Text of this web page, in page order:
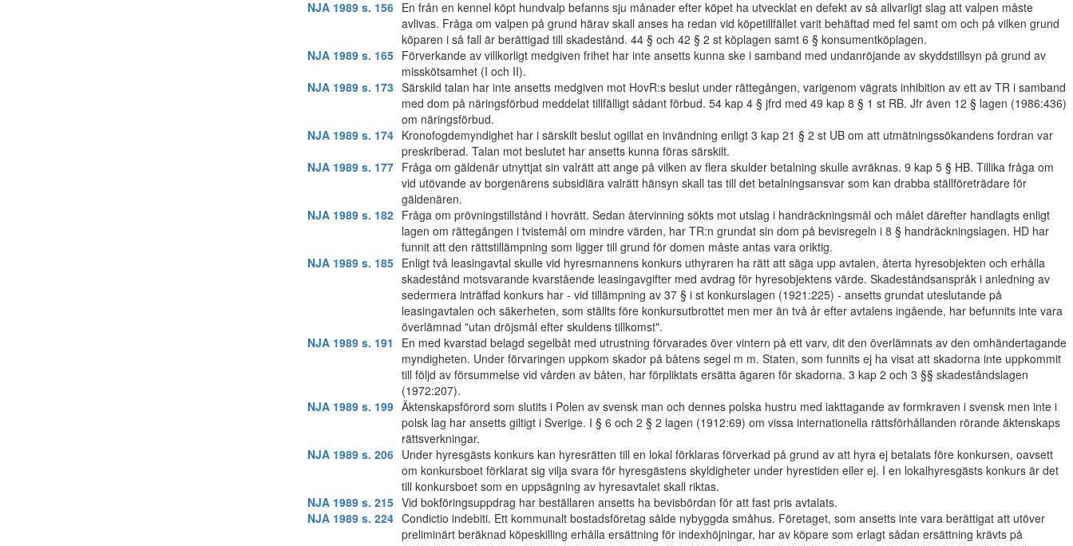
NJA 1989 s. 156 En från en kennel köpt hundvalp befanns sju månader efter köpet ha utvecklat en defekt av så allvarligt slag att valpen måste
avlivas. Fråga om valpen på grund härav skall anses ha redan vid köpetillfället varit behäftad med fel samt om och på vilken grund
köparen i så fall är berättigad till skadestånd. 44 § och 42 § 2 st köplagen samt 6 § konsumentköplagen.
NJA 1989 s. 165 Förverkande av villkorligt medgiven frihet har inte ansetts kunna ske i samband med undanröjande av skyddstillsyn på grund av
misskötsamhet (I och II).
NJA 1989 s. 173 Särskild talan har inte ansetts medgiven mot HovR:s beslut under rättegången, varigenom vägrats inhibition av ett av TR i samband
med dom på näringsförbud meddelat tillfälligt sådant förbud. 54 kap 4 § jfrd med 49 kap 8 § 1 st RB. Jfr även 12 § lagen (1986:436)
om näringsförbud.
NJA 1989 s. 174 Kronofogdemyndighet har i särskilt beslut ogillat en invändning enligt 3 kap 21 § 2 st UB om att utmätningssökandens fordran var
preskriberad. Talan mot beslutet har ansetts kunna föras särskilt.
NJA 1989 s. 177 Fråga om gäldenär utnyttjat sin valrätt att ange på vilken av flera skulder betalning skulle avräknas. 9 kap 5 § HB. Tillika fråga om
vid utövande av borgenärens subsidiära valrätt hänsyn skall tas till det betalningsansvar som kan drabba ställföreträdare för
gäldenären.
NJA 1989 s. 182 Fråga om prövningstillstånd i hovrätt. Sedan återvinning sökts mot utslag i handräckningsmål och målet därefter handlagts enligt
lagen om rättegången i tvistemål om mindre värden, har TR:n grundat sin dom på bevisregeln i 8 § handräckningslagen. HD har
funnit att den rättstillämpning som ligger till grund för domen måste antas vara oriktig.
NJA 1989 s. 185 Enligt två leasingavtal skulle vid hyresmannens konkurs uthyraren ha rätt att säga upp avtalen, återta hyresobjekten och erhålla
skadestånd motsvarande kvarstående leasingavgifter med avdrag för hyresobjektens värde. Skadeståndsanspråk i anledning av
sedermera inträffad konkurs har - vid tillämpning av 37 § i st konkurslagen (1921:225) - ansetts grundat uteslutande på
leasingavtalen och säkerheten, som ställts före konkursutbrottet men mer än två år efter avtalens ingående, har befunnits inte vara
överlämnad "utan dröjsmål efter skuldens tillkomst".
NJA 1989 s. 191
En med kvarstad belagd segelbåt med utrustning förvarades över vintern på ett varv, dit den överlämnats av den omhändertagande
myndigheten. Under förvaringen uppkom skador på båtens segel m m. Staten, som funnits ej ha visat att skadorna inte uppkommit
till följd av försummelse vid vården av båten, har förpliktats ersätta ägaren för skadorna. 3 kap 2 och 3 §§ skadeståndslagen
(1972:207).
NJA 1989 s. 199 Äktenskapsförord som slutits i Polen av svensk man och dennes polska hustru med iakttagande av formkraven i svensk men inte i
polsk lag har ansetts giltigt i Sverige. I § 6 och 2 § 2 lagen (1912:69) om vissa internationella rättsförhållanden rörande äktenskaps
rättsverkningar.
NJA 1989 s. 206 Under hyresgästs konkurs kan hyresrätten till en lokal förklaras förverkad på grund av att hyra ej betalats före konkursen, oavsett
om konkursboet förklarat sig vilja svara för hyresgästens skyldigheter under hyrestiden eller ej. I en lokalhyresgästs konkurs är det
till konkursboet som en uppsägning av hyresavtalet skall riktas.
NJA 1989 s. 215 Vid bokföringsuppdrag har beställaren ansetts ha bevisbördan för att fast pris avtalats.
NJA 1989 s. 224 Condictio indebiti. Ett kommunalt bostadsföretag sålde nybyggda småhus. Företaget, som ansetts inte vara berättigat att utöver
preliminärt beräknad köpeskilling erhålla ersättning för indexhöjningar, har av köpare som erlagt sådan ersättning krävts på